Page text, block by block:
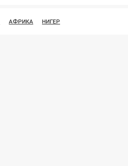
АФРИКА НИГЕР